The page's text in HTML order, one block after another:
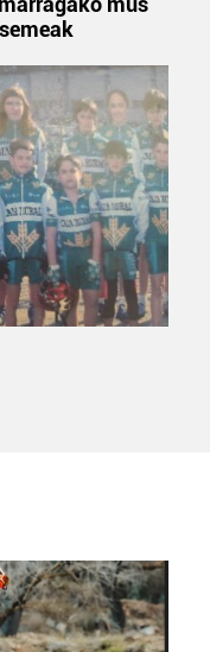
helburutarako
moduari
zure lehentasunak
edo ken dezakezu
hirugarrenen cookie-
eta
teknologia hori